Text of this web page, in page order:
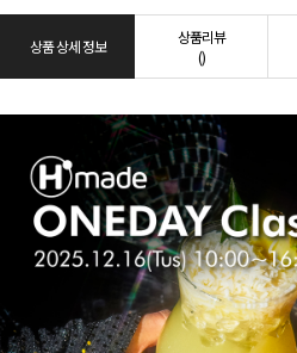
상품 상세 정보
상품리뷰
()